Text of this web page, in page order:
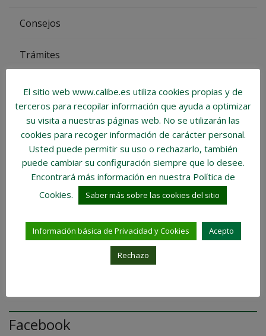
Consejos
Trámites
Vocabulario
Impuestos
Venta de Vivienda
Nuestra Inmobiliaria
Visión Inmobiliaria
Facebook
El sitio web www.calibe.es utiliza cookies propias y de
terceros para recopilar información que ayuda a optimizar
su visita a nuestras páginas web. No se utilizarán las
cookies para recoger información de carácter personal.
Usted puede permitir su uso o rechazarlo, también
puede cambiar su configuración siempre que lo desee.
Encontrará más información en nuestra Política de
Cookies.
Saber más sobre las cookies del sitio
Información básica de Privacidad y Cookies Acepto
Rechazo